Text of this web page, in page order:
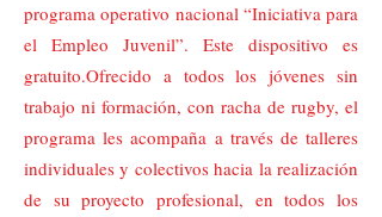
programa operativo nacional “Iniciativa para
el Empleo Juvenil”. Este dispositivo es
gratuito.Ofrecido a todos los jóvenes sin
trabajo ni formación, con racha de rugby, el
programa les acompaña a través de talleres
individuales y colectivos hacia la realización
de su proyecto profesional, en todos los